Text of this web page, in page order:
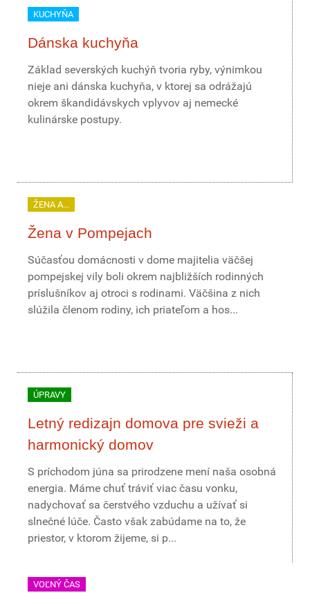
KUCHYŇA
Dánska kuchyňa
Základ severských kuchýň tvoria ryby, výnimkou
nieje ani dánska kuchyňa, v ktorej sa odrážajú
okrem škandidávskych vplyvov aj nemecké
kulinárske postupy.
ŽENA A...
Žena v Pompejach
Súčasťou domácnosti v dome majitelia väčšej
pompejskej vily boli okrem najbližších rodinných
príslušníkov aj otroci s rodinami. Väčšina z nich
slúžila členom rodiny, ich priateľom a hos...
ÚPRAVY
Letný redizajn domova pre svieži a
harmonický domov
S príchodom júna sa prirodzene mení naša osobná
energia. Máme chuť tráviť viac času vonku,
nadychovať sa čerstvého vzduchu a užívať si
slnečné lúče. Často však zabúdame na to, že
priestor, v ktorom žijeme, si p...
VOĽNÝ ČAS